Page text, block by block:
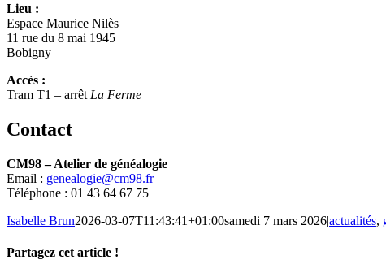
Lieu :
Espace Maurice Nilès
11 rue du 8 mai 1945
Bobigny
Accès :
Tram T1 – arrêt La Ferme
Contact
CM98 – Atelier de généalogie
Email : genealogie@cm98.fr
Téléphone : 01 43 64 67 75
Isabelle Brun2026-03-07T11:43:41+01:00samedi 7 mars 2026|actualités,
Partagez cet article !